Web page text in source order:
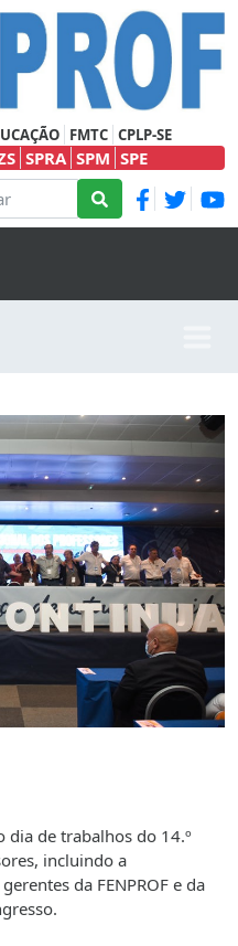
FMTC CPLP-SE
SPRA SPM SPE
dia de trabalhos do 14.º
incluindo a
da FENPROF e da